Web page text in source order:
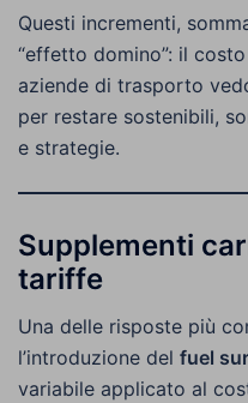
Questi incrementi,
“effetto domino”: il
aziende di trasporto
per restare sostenibili,
e strategie.
Supplementi
tariffe
Una delle risposte più
l’introduzione del fuel
variabile applicato al